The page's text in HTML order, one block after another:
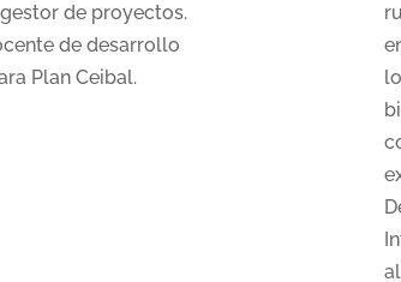
de proyectos.
de desarrollo
Plan Ceibal.​